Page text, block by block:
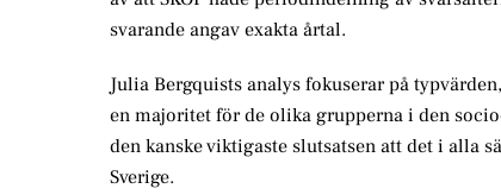
svarande angav exakta årtal.
Julia Bergquists analys fokuserar på
en majoritet för de olika grupperna i den
den kanske viktigaste slutsatsen att det i alla
Sverige.